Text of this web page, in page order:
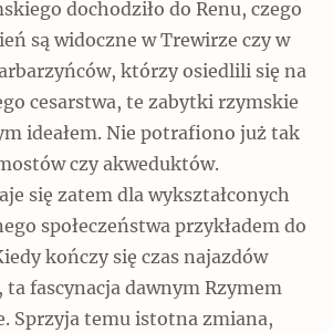
dochodziło do Renu, czego
są widoczne w Trewirze czy w
którzy osiedlili się na
cesarstwa, te zabytki rzymskie
ideałem. Nie potrafiono już tak
czy akweduktów.
się zatem dla wykształconych
społeczeństwa przykładem do
kończy się czas najazdów
fascynacja dawnym Rzymem
Sprzyja temu istotna zmiana,